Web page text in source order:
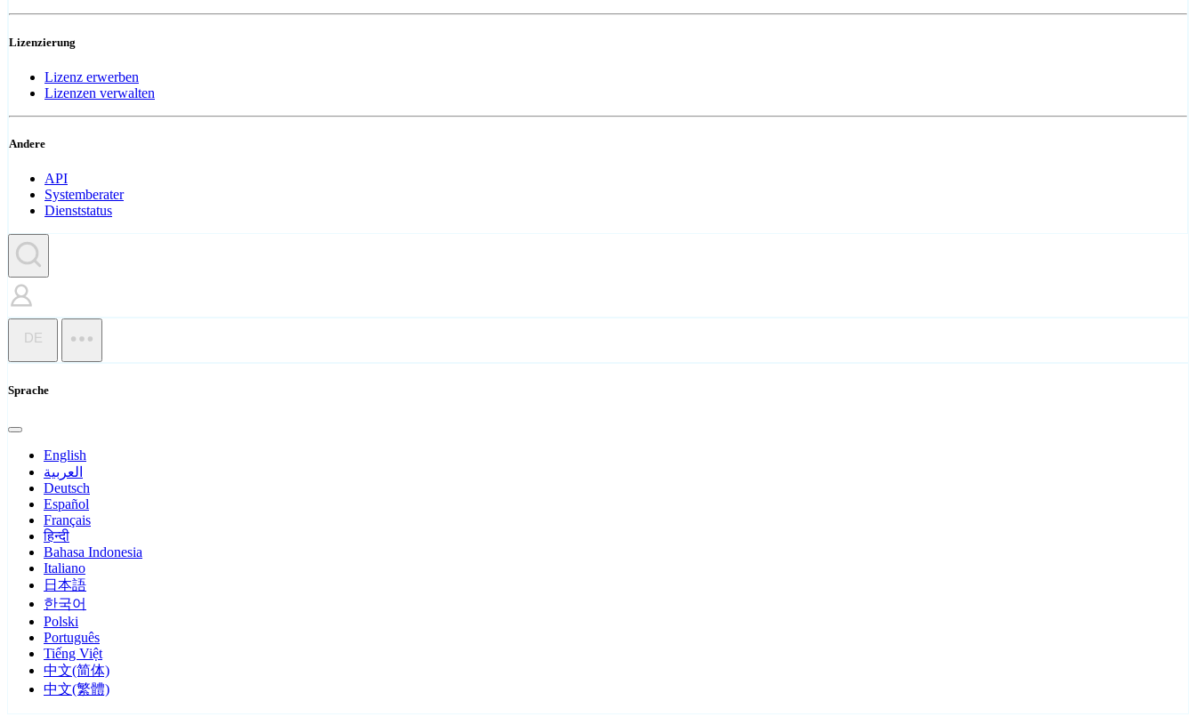
Lizenzierung
Lizenz erwerben
Lizenzen verwalten
Andere
API
Systemberater
Dienststatus
DE
Sprache
English
العربية
Deutsch
Español
Français
हिन्दी
Bahasa Indonesia
Italiano
日本語
한국어
Polski
Português
Tiếng Việt
中文(简体)
中文(繁體)